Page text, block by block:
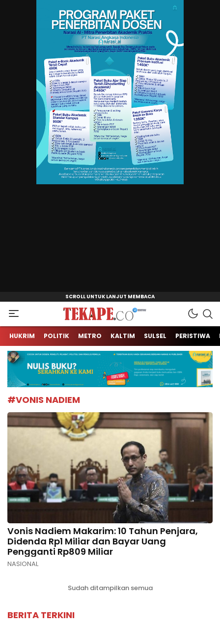
Tekape.co
Jendela Informasi Kita
HUKRIM POLITIK METRO KALTIM SULSEL PERISTIWA
#VONIS NADIEM
Vonis Nadiem Makarim: 10 Tahun Penjara,
Didenda Rp1 Miliar dan Bayar Uang
Pengganti Rp809 Miliar
NASIONAL
Sudah ditampilkan semua
BERITA TERKINI